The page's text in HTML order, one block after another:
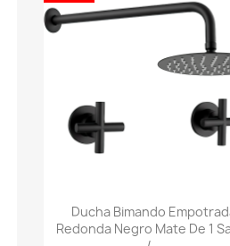
Vista rápida
Ducha Bimando
Redonda Negro Mate De 1